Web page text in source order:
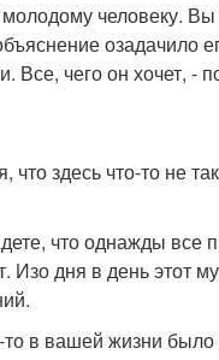
человеку. Вы
озадачило
Все, чего он хочет, -
здесь что-то не
что однажды все
Изо дня в день этот
в вашей жизни